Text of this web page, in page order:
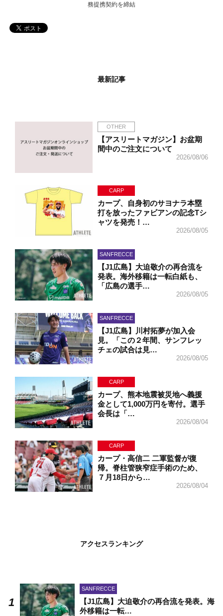
務提携契約を締結
最新記事
OTHER
【アスリートマガジン】お盆期
間中のご注文について
2026/08/06
CARP
カープ、自身初のサヨナラ本塁
打を放ったファビアンの記念Tシ
ャツを発売！…
2026/08/05
SANFRECCE
【J1広島】大迫敬介の再合流を
発表。海外移籍は一転白紙も、
「広島の選手…
2026/08/05
SANFRECCE
【J1広島】川村拓夢が加入会
見。「この２年間、サンフレッ
チェの試合は見…
2026/08/05
CARP
カープ、熊本地震被災地へ義援
金として1,000万円を寄付。選手
会長は「…
2026/08/04
CARP
カープ・高信二 二軍監督が復
帰。脊柱管狭窄症手術のため、
７月18日から…
2026/08/04
アクセスランキング
SANFRECCE
【J1広島】大迫敬介の再合流を発表。海
外移籍は一転…